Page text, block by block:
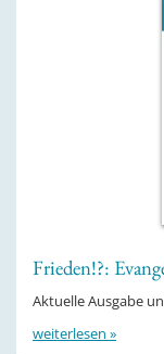
Frieden!?:
Aktuelle Ausgabe
weiterlesen »